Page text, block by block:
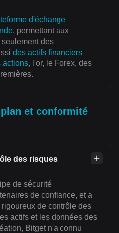
d'échange
, permettant aux
des
des actifs financiers
actions, l'or, le Forex, des
et conformité
des risques
de sécurité
de confiance, et a
de contrôle des
actifs et les données des
Bitget n'a connu